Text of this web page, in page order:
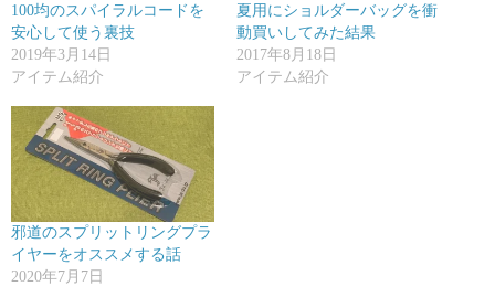
100均のスパイラルコードを
安心して使う裏技
2019年3月14日
アイテム紹介
夏用にショルダーバッグを衝
動買いしてみた結果
2017年8月18日
アイテム紹介
邪道のスプリットリングプラ
イヤーをオススメする話
2020年7月7日